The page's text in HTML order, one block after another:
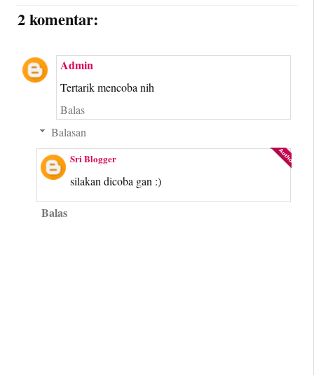
2 komentar:
Admin
Tertarik mencoba nih
Balas
Balasan
Sri Blogger
silakan dicoba gan :)
Balas